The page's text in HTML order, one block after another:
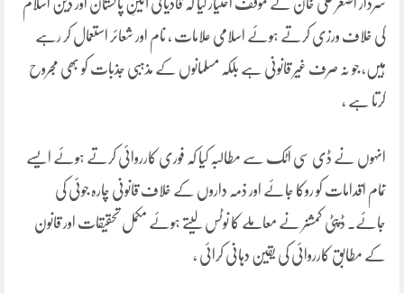
سردار اصغر علی خان نے مؤقف اختیار کیا کہ قادیانی آئینِ پاکستان اور دین اسلام
کی خلاف ورزی کرتے ہوئے اسلامی علامات ، نام اور شعائر استعمال کر رہے
ہیں، جو نہ صرف غیر قانونی ہے بلکہ مسلمانوں کے مذہبی جذبات کو بھی مجروح
کرتا ہے ،
انہوں نے ڈی سی اٹک سے مطالبہ کیا کہ فوری کارروائی کرتے ہوئے ایسے
تمام اقدامات کو روکا جائے اور ذمہ داروں کے خلاف قانونی چارہ جوئی کی
جائے۔ ڈپٹی کمشنر نے معاملے کا نوٹس لیتے ہوئے مکمل تحقیقات اور قانون
کے مطابق کارروائی کی یقین دہانی کرائی ،